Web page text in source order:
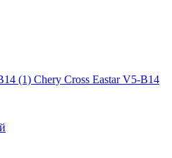
(1) Chery Cross Eastar V5-B14